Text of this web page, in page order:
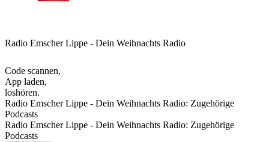
Radio Emscher Lippe - Dein Weihnachts Radio
Code scannen,
App laden,
loshören.
Radio Emscher Lippe - Dein Weihnachts Radio: Zugehörige
Podcasts
Radio Emscher Lippe - Dein Weihnachts Radio: Zugehörige
Podcasts